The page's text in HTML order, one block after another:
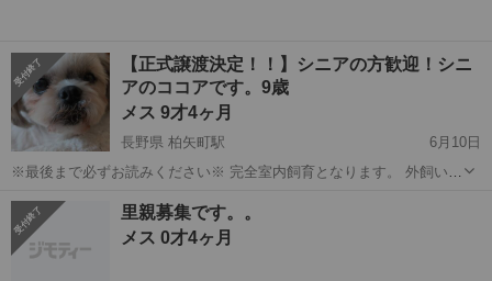
【正式譲渡決定！！】シニアの方歓迎！シニ
アのココアです。9歳
メス 9才4ヶ月
長野県 柏矢町駅
6月10日
※最後まで必ずお読みください※ 完全室内飼育となります。 外飼い・
顎を骨折し2月末に手術歴あります。 3ヶ月に1度ほど、完治するまで
病院で経過観察の為レ...
長野 安曇野市 柏矢町駅
里親募集です。。
メス 0才4ヶ月